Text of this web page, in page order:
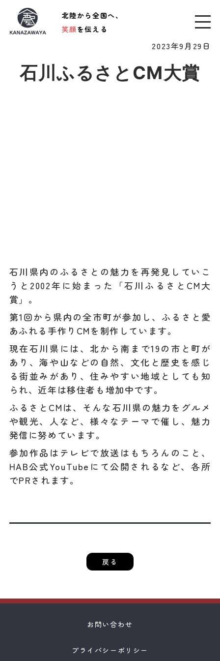
北陸から全国へ、
笑顔を伝える
2023年9月29日
石川ふるさとCM大賞
石川県内のふるさとの魅力を再発見していこ
うと2002年に始まった「石川ふるさとCM大
賞」。
第1回から県内の全市町が参加し、ふるさと愛
あふれる手作りCMを制作しています。
現在石川県には、北から南まで19の市と町が
あり、海や山などの自然、文化と歴史を感じ
る街並みがあり、住みやすい地域としても知
られ、近年は移住者も増加中です。
ふるさとCMは、そんな石川県の魅力をグルメ
や観光、人など、様々なテーマで催し、魅力
発信に努めています。
参加作品はテレビで放送はもちろんのこと、
HAB公式YouTubeにて公開されるなど、各所
でPRされます。
戻る
お問い合わせ
プライバシーポリシー